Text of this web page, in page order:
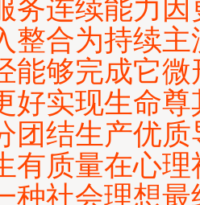
务连续能力
整合为持续
能够完成它
好实现生命
团结生产优
有质量在心
种社会理想